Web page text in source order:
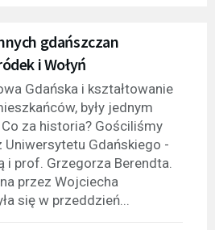
gdańszczan
i Wołyń
Gdańska i kształtowanie
były jednym
za historia? Gościliśmy
Gdańskiego -
i prof. Grzegorza Berendta.
przez Wojciecha
się w przeddzień...